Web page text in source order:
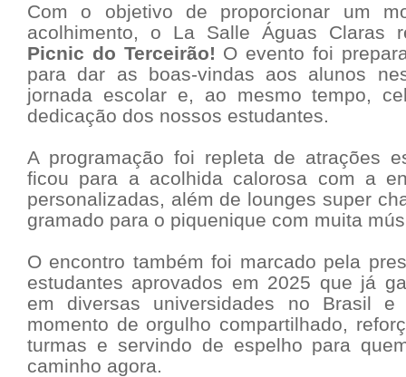
Com o objetivo de proporcionar um
acolhimento, o La Salle Águas Claras
Picnic do Terceirão! O evento foi
para dar as boas-vindas aos alunos
jornada escolar e, ao mesmo tempo,
dedicação dos nossos estudantes.
A programação foi repleta de atrações
ficou para a acolhida calorosa com a
personalizadas, além de lounges super
gramado para o piquenique com muita
O encontro também foi marcado pela
estudantes aprovados em 2025 que já
em diversas universidades no Brasil
momento de orgulho compartilhado,
turmas e servindo de espelho para
caminho agora.